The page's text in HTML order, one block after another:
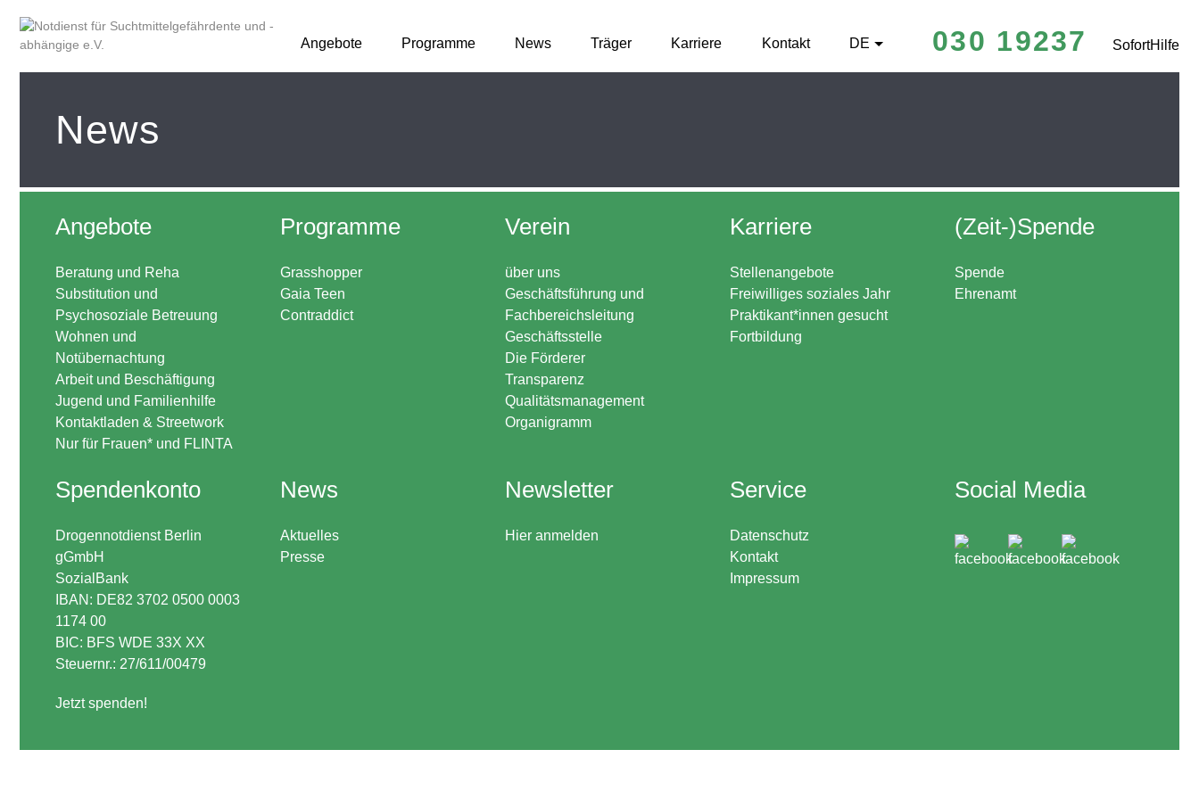
Angebote Programme News Träger Karriere Kontakt DE 030 19237 SofortHilfe
News
Angebote
Beratung und Reha
Substitution und
Psychosoziale Betreuung
Wohnen und
Notübernachtung
Arbeit und Beschäftigung
Jugend und Familienhilfe
Kontaktladen & Streetwork
Nur für Frauen* und FLINTA
Programme
Grasshopper
Gaia Teen
Contraddict
Verein
über uns
Geschäftsführung und
Fachbereichsleitung
Geschäftsstelle
Die Förderer
Transparenz
Qualitätsmanagement
Organigramm
Karriere
Stellenangebote
Freiwilliges soziales Jahr
Praktikant*innen gesucht
Fortbildung
(Zeit-)Spende
Spende
Ehrenamt
Spendenkonto
Drogennotdienst Berlin
gGmbH
SozialBank
IBAN: DE82 3702 0500 0003
1174 00
BIC: BFS WDE 33X XX
Steuernr.: 27/611/00479
Jetzt spenden!
News
Aktuelles
Presse
Newsletter
Hier anmelden
Service
Datenschutz
Kontakt
Impressum
Social Media